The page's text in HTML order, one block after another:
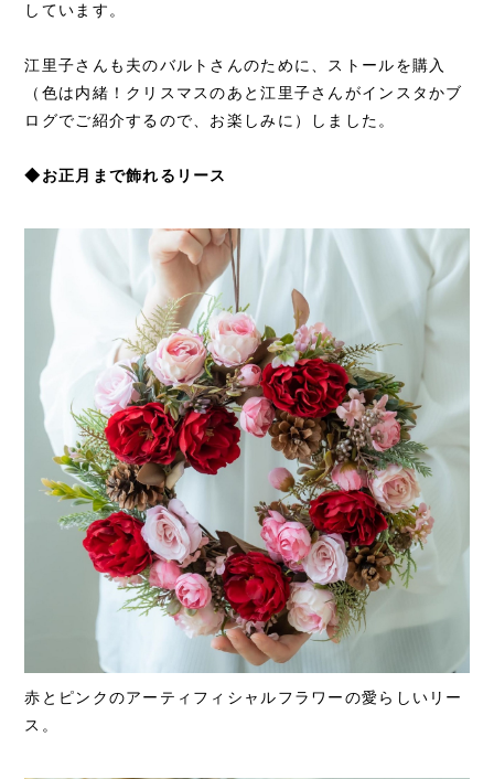
しています。
江里子さんも夫のバルトさんのために、ストールを購入
（色は内緒！クリスマスのあと江里子さんがインスタかブ
ログでご紹介するので、お楽しみに）しました。
◆お正月まで飾れるリース
赤とピンクのアーティフィシャルフラワーの愛らしいリー
ス。